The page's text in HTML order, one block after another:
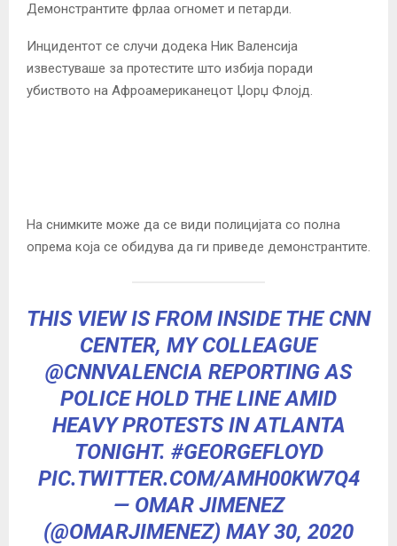
Демонстрантите фрлаа огномет и петарди.
Инцидентот се случи додека Ник Валенсија
известуваше за протестите што избија поради
убиството на Афроамериканецот Џорџ Флојд.
На снимките може да се види полицијата со полна
опрема која се обидува да ги приведе демонстрантите.
THIS VIEW IS FROM INSIDE THE CNN
CENTER, MY COLLEAGUE
@CNNVALENCIA REPORTING AS
POLICE HOLD THE LINE AMID
HEAVY PROTESTS IN ATLANTA
TONIGHT. #GEORGEFLOYD
PIC.TWITTER.COM/AMH00KW7Q4
— OMAR JIMENEZ
(@OMARJIMENEZ) MAY 30, 2020